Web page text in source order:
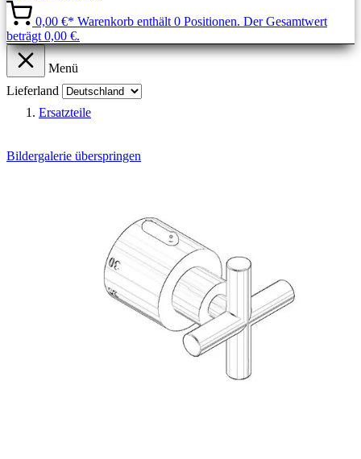
0,00 €* Warenkorb enthält 0 Positionen. Der Gesamtwert
beträgt 0,00 €.
Menü
Lieferland
Ersatzteile
Bildergalerie überspringen